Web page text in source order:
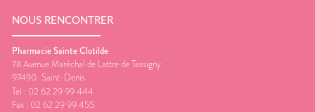
NOUS RENCONTRER
Pharmacie Sainte Clotilde
78 Avenue Maréchal de Lattre de Tassigny
97490 Saint-Denis
Tel : 02 62 29 99 444
Fax : 02 62 29 99 455